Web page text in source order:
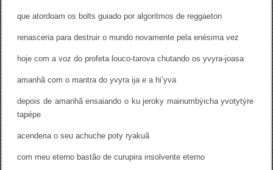
que atordoam os bolts guiado por algoritmos de reggaeton
renasceria para destruir o mundo novamente pela enésima vez
hoje com a voz do profeta louco-tarova chutando os yvyra-joasa
amanhã com o mantra do yvyra ija e a hi’yva
depois de amanhã ensaiando o ku jeroky mainumbýicha yvotytýre
tapépe
acenderia o seu achuche poty ryakuã
com meu eterno bastão de curupira insolvente eterno